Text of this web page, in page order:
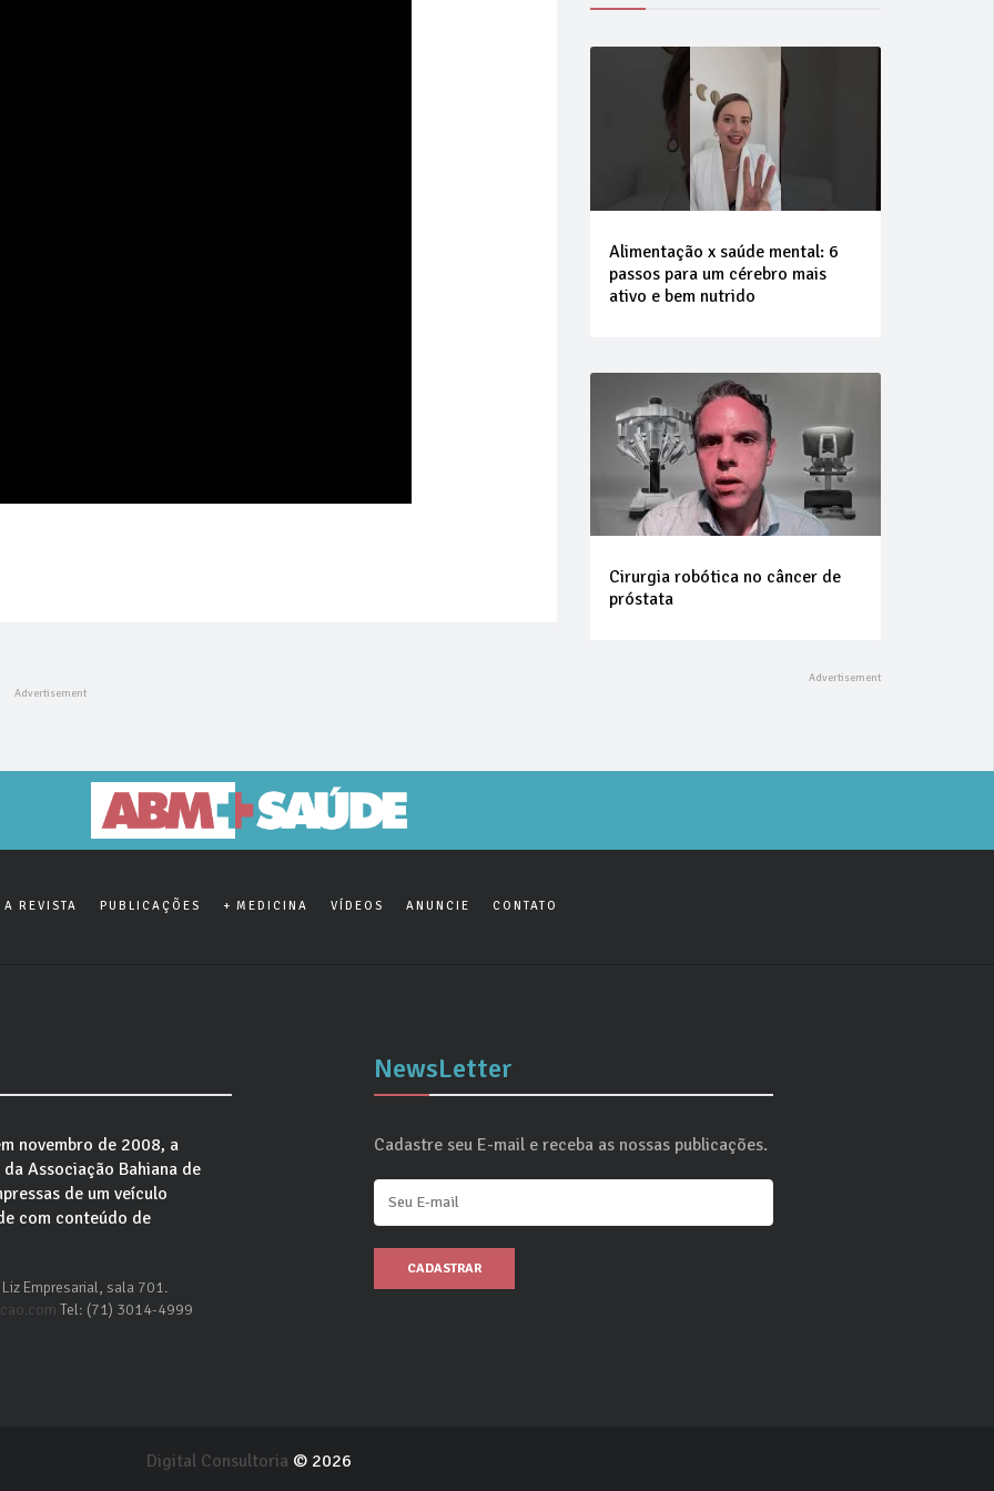
Alimentação x saúde mental: 6
passos para um cérebro mais
ativo e bem nutrido
Cirurgia robótica no câncer de
próstata
A REVISTA PUBLICAÇÕES + MEDICINA VÍDEOS ANUNCIE CONTATO
novembro de 2008, a
Associação Bahiana de
de um veículo
com conteúdo de
Empresarial, sala 701.
Tel: (71) 3014-4999
NewsLetter
Cadastre seu E-mail e receba as nossas publicações.
CADASTRAR
Digital Consultoria © 2026